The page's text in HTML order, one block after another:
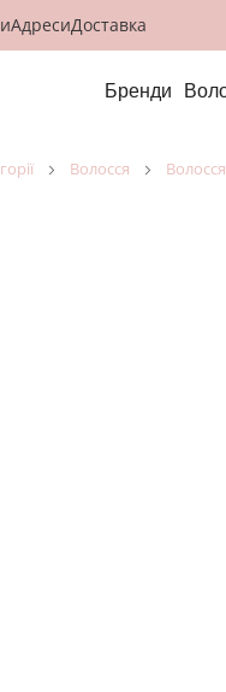
АдресиДоставка
Бренди
волосся